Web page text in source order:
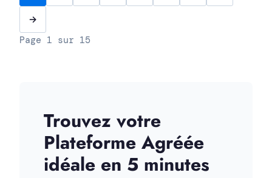
→
Page 1 sur 15
Trouvez votre
Plateforme Agréée
idéale en 5 minutes